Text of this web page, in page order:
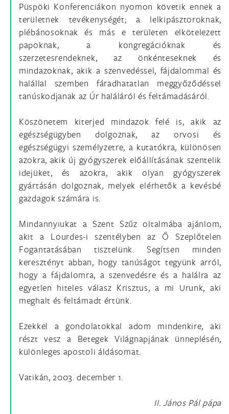
Püspöki Konferenciákon nyomon követik ennek a
területnek tevékenységét; a lelkipásztoroknak,
plébánosoknak és más e területen elkötelezett
papoknak, a kongregációknak és
szerzetesrendeknek, az önkénteseknek és
mindazoknak, akik a szenvedéssel, fájdalommal és
halállal szemben fáradhatatlan meggyőződéssel
tanúskodjanak az Úr haláláról és feltámadásáról.
Köszönetem kiterjed mindazok felé is, akik az
egészségügyben dolgoznak, az orvosi és
egészségügyi személyzetre, a kutatókra, különösen
azokra, akik új gyógyszerek előállításának szentelik
idejüket, és azokra, akik olyan gyógyszerek
gyártásán dolgoznak, melyek elérhetők a kevésbé
gazdagok számára is.
Mindannyiukat a Szent Szűz oltalmába ajánlom,
akit a Lourdes-i szentélyben az Ő Szeplőtelen
Fogantatásában tisztelünk. Segítsen minden
keresztényt abban, hogy tanúságot tegyünk arról,
hogy a fájdalomra, a szenvedésre és a halálra az
egyetlen hiteles válasz Krisztus, a mi Urunk, aki
meghalt és feltámadt értünk.
Ezekkel a gondolatokkal adom mindenkire, aki
részt vesz a Betegek Világnapjának ünneplésén,
különleges apostoli áldásomat.
Vatikán, 2003. december 1.
II. János Pál pápa